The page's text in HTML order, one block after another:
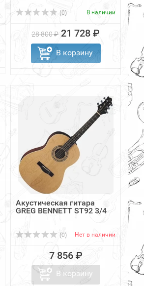
(0) В наличии
28 800 ₽ 21 728 ₽
В корзину
Акустическая гитара
GREG BENNETT ST92 3/4
(0) Нет в наличии
7 856 ₽
В корзину